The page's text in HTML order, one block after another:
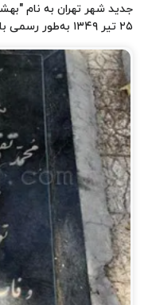
جدید شهر تهران به نام
۲۵ تیر ۱۳۴۹ به‌طور رسمی با حضور مقامات شهری افتتاح شد.
موقعیت
جغرافیایی
ساختار